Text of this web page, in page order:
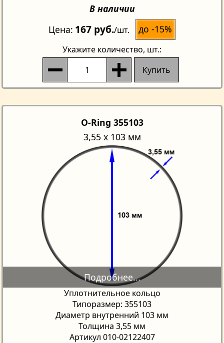
В наличии
Цена 167 руб./шт. до -15%
Укажите количество, шт.:
Купить
O-Ring 355103
3,55 х 103 мм
Уплотнительное кольцо
Типоразмер: 355103
Диаметр внутренний 103 мм
Толщина 3,55 мм
Артикул 010-02122407